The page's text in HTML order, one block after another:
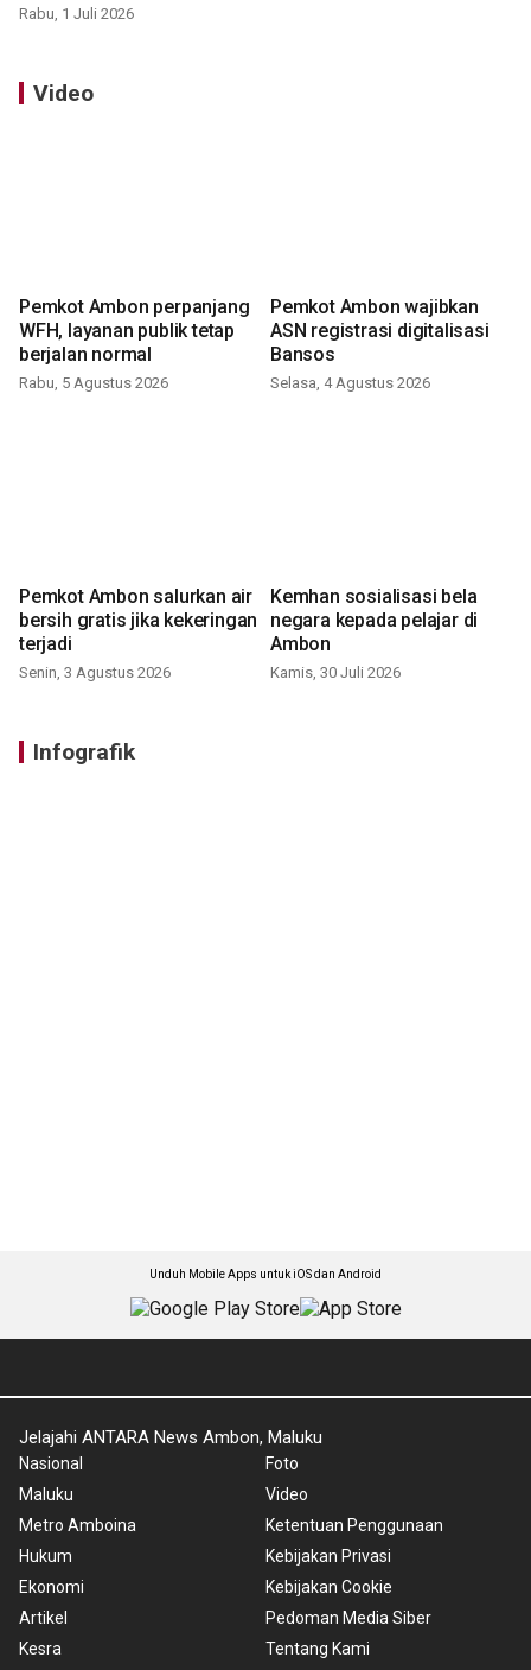
Rabu, 1 Juli 2026
Video
Pemkot Ambon perpanjang
WFH, layanan publik tetap
berjalan normal
Rabu, 5 Agustus 2026
Pemkot Ambon wajibkan
ASN registrasi digitalisasi
Bansos
Selasa, 4 Agustus 2026
Pemkot Ambon salurkan air
bersih gratis jika kekeringan
terjadi
Senin, 3 Agustus 2026
Kemhan sosialisasi bela
negara kepada pelajar di
Ambon
Kamis, 30 Juli 2026
Infografik
Unduh Mobile Apps untuk iOS dan Android
Jelajahi ANTARA News Ambon, Maluku
Nasional
Maluku
Metro Amboina
Hukum
Ekonomi
Artikel
Kesra
Foto
Video
Ketentuan Penggunaan
Kebijakan Privasi
Kebijakan Cookie
Pedoman Media Siber
Tentang Kami